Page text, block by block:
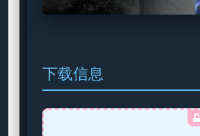
下载信息